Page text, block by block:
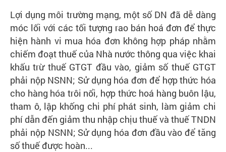
Lợi dụng môi trường mạng, một số DN đã dễ dàng
móc lối với các tối tượng rao bán hoá đơn để thực
hiện hành vi mua hóa đơn không hợp pháp nhằm
chiếm đoạt thuế của Nhà nước thông qua việc khai
khấu trừ thuế GTGT đầu vào, giảm số thuế GTGT
phải nộp NSNN; Sử dụng hóa đơn để hợp thức hóa
cho hàng hóa trôi nổi, hợp thức hoá hàng buôn lậu,
tham ô, lập khống chi phí phát sinh, làm giảm chi
phí dẫn đến giảm thu nhập chịu thuế và thuế TNDN
phải nộp NSNN; Sử dụng hóa đơn đầu vào để tăng
số thuế được hoàn...